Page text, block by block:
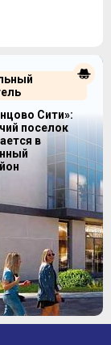
Сити»:
поселок
в